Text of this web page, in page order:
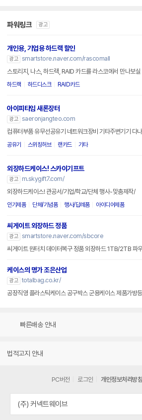
파워링크 광고
개인용, 기업용 하드랙 할인
광고 smartstore.naver.com/rascomall
스토리지, 나스, 하드랙, RAID 카드를 라스코에서 만나보
하드랙 하드디스크 RAID카드
아이피타임 새론장터
광고 saeronjangteo.com
컴퓨터부품 유무선공유기 네트워크장비 기타주변기기 다
공유기 스위칭허브 랜카드 기타
외장하드케이스! 스카이기프트
광고
m.skygift7.com/
외장하드케이스! 관공서/기업/학교/단체 행사-맞춤제작/
인기제품 단체/기념품 행사/답례품 아이디어제품
씨게이트 외장하드 정품
광고 smartstore.naver.com/sbcore
씨게이트 원터치 데이터복구 정품 외장하드 1TB/2TB 파
케이스의 명가 조은산업
광고 totalbag.co.kr/
공장직영 플라스틱케이스 공구박스 군용케이스 제품가방
빠른배송 안내
법적고지 안내
PC버전 로그인 개인정보처리방침
(주) 커넥트웨이브